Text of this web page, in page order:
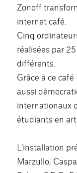
Zonoff
internet café.
Cinq
réalisées par
différents.
Grâce à ce café
aussi
internationaux
étudiants en art.
L’installation
Marzullo,